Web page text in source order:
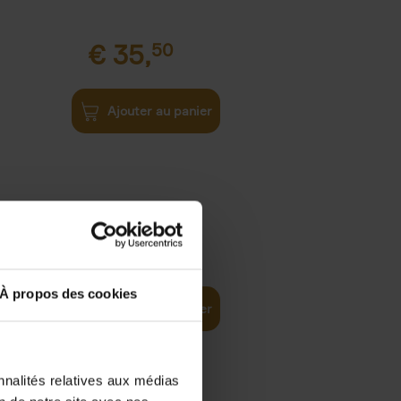
À propos des cookies
relatives aux médias
€ 35,50
Ajouter au panier
37,50
Ajouter au panier